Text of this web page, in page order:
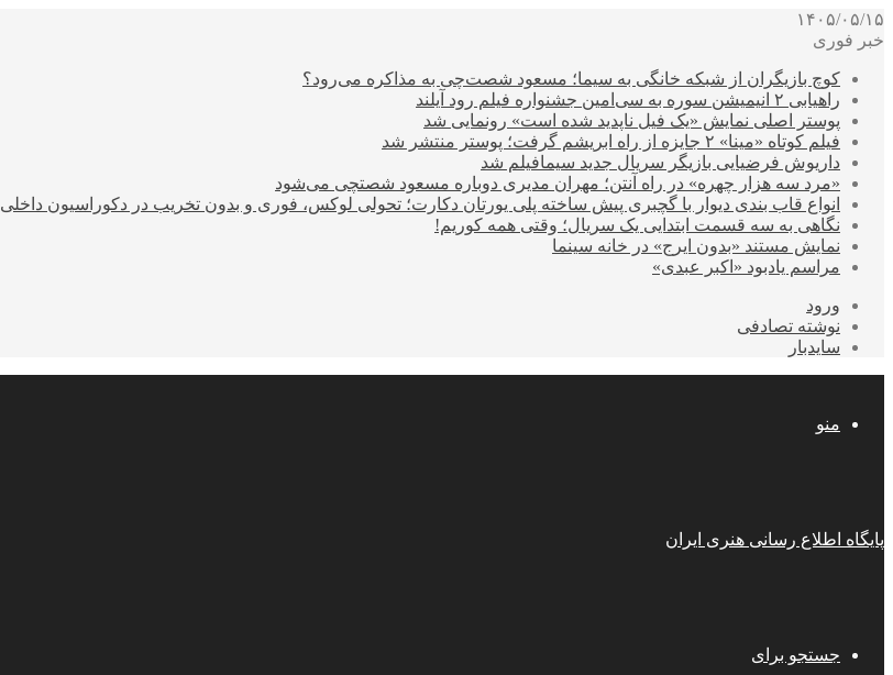
۱۴۰۵/۰۵/۱۵
خبر فوری
کوچ بازیگران از شبکه خانگی به سیما؛ مسعود شصت‌چی به مذاکره می‌رود؟
راهیابی ۲ انیمیشن سوره به سی‌امین جشنواره فیلم رود آیلند
پوستر اصلی نمایش «یک فیل ناپدید شده است» رونمایی شد
فیلم کوتاه «مینا» ۲ جایزه از راه ابریشم گرفت؛ پوستر منتشر شد
داریوش فرضیایی بازیگر سریال جدید سیمافیلم شد
«مرد سه هزار چهره» در راه آنتن؛ مهران مدیری دوباره مسعود شصتچی می‌شود
انواع قاب بندی دیوار با گچبری پیش ساخته پلی یورتان دکارت؛ تحولی لوکس، فوری و بدون تخریب در دکوراسیون داخلی
نگاهی به سه قسمت ابتدایی یک سریال؛ وقتی همه کوریم!
نمایش مستند «بدون ایرج» در خانه سینما
مراسم یادبود «اکبر عبدی»
ورود
نوشته تصادفی
سایدبار
منو
پایگاه اطلاع رسانی هنری ایران
جستجو برای